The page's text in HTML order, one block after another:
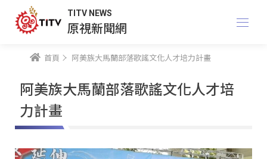
TITV NEWS
原視新聞網
首頁 阿美族大馬蘭部落歌謠文化人才培力計畫
阿美族大馬蘭部落歌謠文化人才培
力計畫